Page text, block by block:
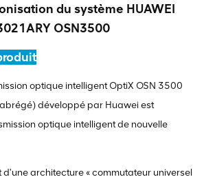
du système HUAWEI
OSN3500
optique intelligent OptiX OSN 3500
développé par Huawei est
optique intelligent de nouvelle
d'une architecture « commutateur universel